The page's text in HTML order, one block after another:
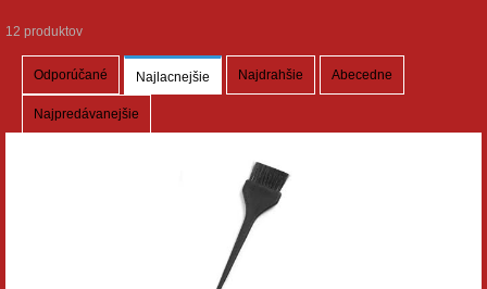
12 produktov
Odporúčané Najlacnejšie Najdrahšie Abecedne
Najpredávanejšie